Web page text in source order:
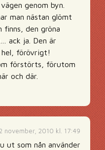
genom byn.
man nästan glömt
den gröna
ack ja. Den är
förövrigt!
förstörts, förutom
och där.
november, 2010 kl. 17:49
ut som nån använder